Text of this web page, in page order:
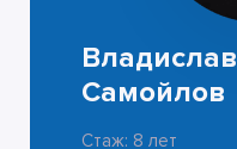
Владислав
Самойлов
Стаж: 8 лет